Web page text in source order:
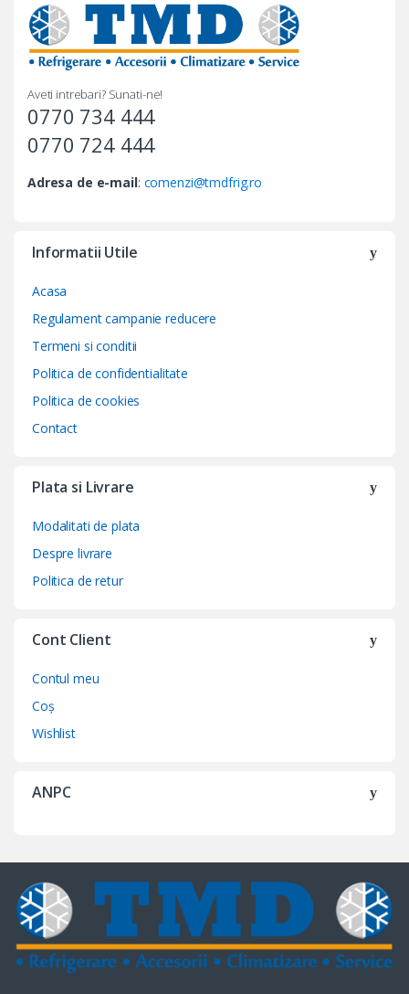
Aveti intrebari? Sunati-ne!
0770 734 444
0770 724 444
Adresa de e-mail: comenzi@tmdfrig.ro
Informatii Utile
Acasa
Regulament campanie reducere
Termeni si conditii
Politica de confidentialitate
Politica de cookies
Contact
Plata si Livrare
Modalitati de plata
Despre livrare
Politica de retur
Cont Client
Contul meu
Coș
Wishlist
ANPC